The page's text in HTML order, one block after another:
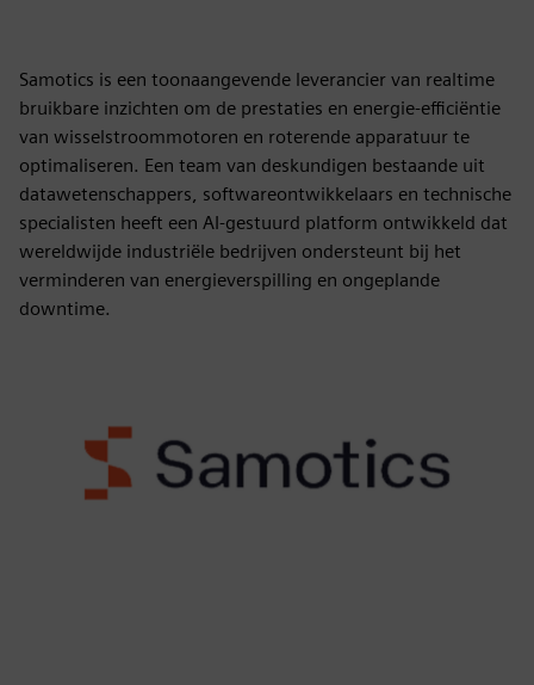
Samotics is een toonaangevende leverancier van realtime
bruikbare inzichten om de prestaties en energie-efficiëntie
van wisselstroommotoren en roterende apparatuur te
optimaliseren. Een team van deskundigen bestaande uit
datawetenschappers, softwareontwikkelaars en technische
specialisten heeft een AI-gestuurd platform ontwikkeld dat
wereldwijde industriële bedrijven ondersteunt bij het
verminderen van energieverspilling en ongeplande
downtime.